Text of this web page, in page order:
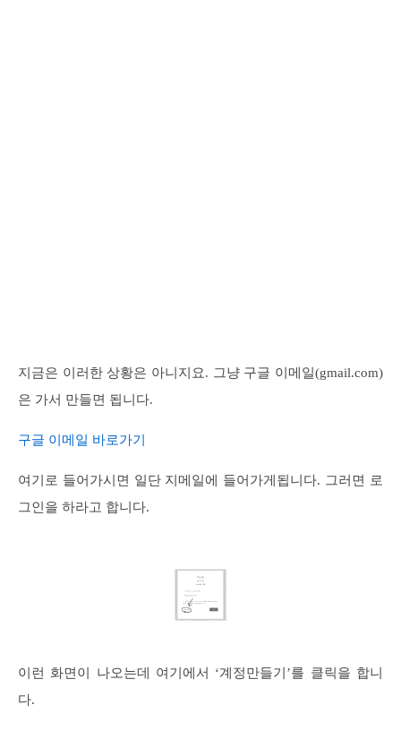
지금은 이러한 상황은 아니지요. 그냥 구글 이메일(gmail.com)
은 가서 만들면 됩니다.
구글 이메일 바로가기
여기로 들어가시면 일단 지메일에 들어가게됩니다. 그러면 로
그인을 하라고 합니다.
이런 화면이 나오는데 여기에서 ‘계정만들기’를 클릭을 합니
다.